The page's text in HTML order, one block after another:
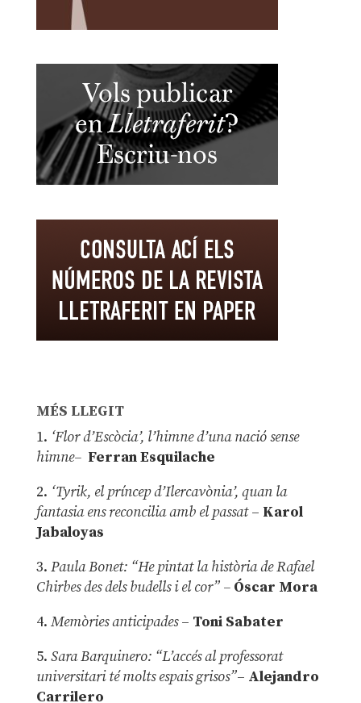
MÉS LLEGIT
1. ‘Flor d’Escòcia’, l’himne d’una nació sense
himne– Ferran Esquilache
2. ‘Tyrik, el príncep d’Ilercavònia’, quan la
fantasia ens reconcilia amb el passat– Karol
Jabaloyas
3. Paula Bonet: “He pintat la història de Rafael
Chirbes des dels budells i el cor” –Óscar Mora
4. Memòries anticipades– Toni Sabater
5. Sara Barquinero: “L’accés al professorat
universitari té molts espais grisos”– Alejandro
Carrilero